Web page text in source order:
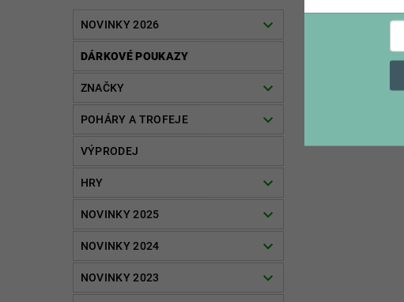
NOVINKY 2026
DÁRKOVÉ POUKAZY
ZNAČKY
POHÁRY A TROFEJE
VÝPRODEJ
HRY
NOVINKY 2025
NOVINKY 2024
NOVINKY 2023